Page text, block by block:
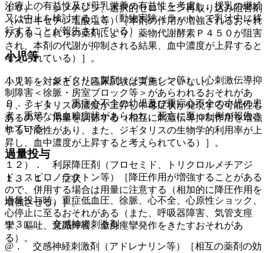
治療上の有益性及び母乳栄養の有益性を考慮し、授乳の継続
又は中止を検討すること（動物実験（ラット）で乳汁中に移
行することが報告されている）。
小児等
小児等を対象とした臨床試験は実施していない。
９．７．１． 重症心不全の幼児及び重症心不全の小児の患
者：重篤な低血糖症状があらわれ、死亡に至った例が報告さ
れている。
過量投与
１３．１． 症状
過量投与時、重症低血圧、徐脈、心不全、心原性ショック、
心停止に至るおそれがある（また、呼吸器障害、気管支痙
攣、嘔吐、意識障害、全身痙攣発作をきたすおそれがあ
る）。
１０）． シメチジン、選択的セロトニン再取り込み阻害剤
（パロキセチン塩酸塩等）［本剤の作用が増強されるおそれ
がある（これらの薬剤により、薬物代謝酵素Ｐ４５０が阻害
され、本剤の代謝が抑制される結果、血中濃度が上昇すると
考えられている）］。
１１）． ジギタリス製剤（ジゴキシン等）［心刺激伝導抑
制障害＜徐脈・房室ブロック等＞があらわれるおそれがあ
り、ジギタリスの濃度が上昇し中毒症状が発現する可能性も
あるので、用量を調節する（相互に刺激伝導抑制作用を増強
する可能性があり、また、ジギタリスの生物学的利用率が上
昇し、血中濃度が上昇すると考えられている）］。
１２）． 利尿降圧剤（フロセミド、トリクロルメチアジ
ド、スピロノラクトン等）［降圧作用が増強することがある
ので、併用する場合は用量に注意する（相加的に降圧作用を
増強させる）］。
１３）． 交感神経刺激剤：
@． 交感神経刺激剤（アドレナリン等）［相互の薬剤の効